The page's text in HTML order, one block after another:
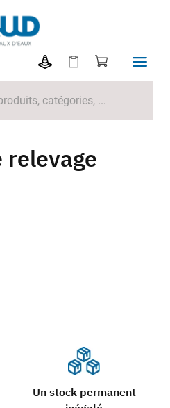
relevage
Un stock permanent